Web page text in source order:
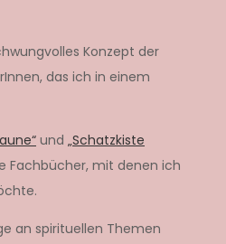
Konzept der
das ich in einem
und „Schatzkiste
Fachbücher, mit denen ich
an spirituellen Themen